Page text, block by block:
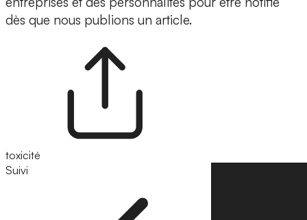
dès que nous publions un article.
toxicité
Suivi